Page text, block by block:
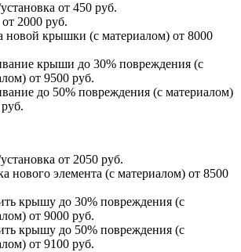
от 450 руб.
2000 руб.
новой крышки (с материалом) от 8000
крыши до 30% повреждения (с
от 9500 руб.
до 50% повреждения (с материалом)
от 2050 руб.
нового элемента (с материалом) от 8500
крышу до 30% повреждения (с
от 9000 руб.
крышу до 50% повреждения (с
от 9100 руб.